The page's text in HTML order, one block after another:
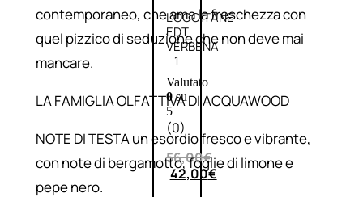
L’OCCITANE
EDT
VERBENA
1
Valutato
0su
5
(0)
56,00€
42,00€
contemporaneo, che ama la freschezza con
quel pizzico di seduzione che non deve mai
mancare.
LA FAMIGLIA OLFATTIVA DI ACQUAWOOD
NOTE DI TESTA un esordio fresco e vibrante,
con note di bergamotto, foglie di limone e
pepe nero.